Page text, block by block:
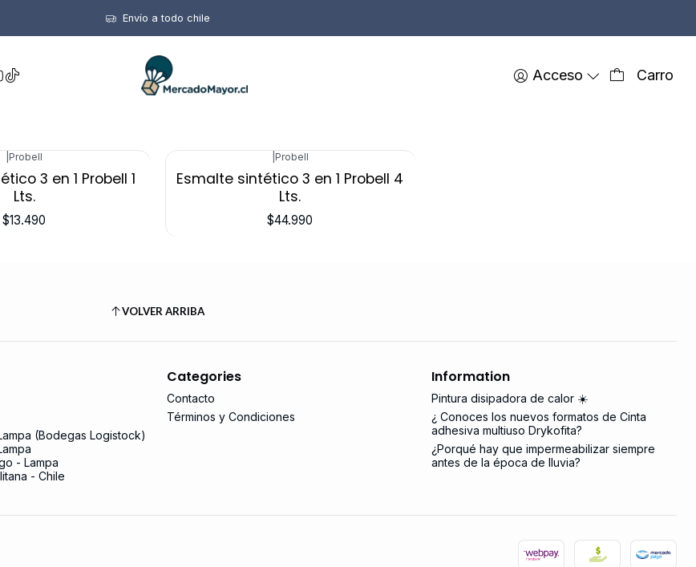
Acceso Carro
Envío a todo chile
Inicio Esmaltes
Esmaltes FILTROS
Probell
3 en 1 Probell 1
Lts.
$13.490
Probell
Esmalte sintético 3 en 1 Probell 4
Lts.
$44.990
VOLVER ARRIBA
(Bodegas Logistock)
- Lampa
- Chile
Categories
Contacto
Términos y Condiciones
Information
Pintura disipadora de calor ☀️
¿ Conoces los nuevos formatos de Cinta
adhesiva multiuso Drykofita?
¿Porqué hay que impermeabilizar siempre
antes de la época de lluvia?